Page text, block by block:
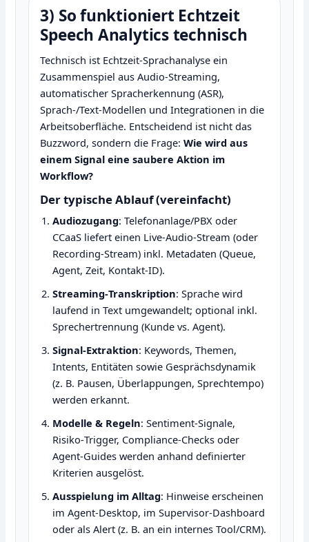
3) So funktioniert Echtzeit
Speech Analytics technisch
Technisch ist Echtzeit‑Sprachanalyse ein
Zusammenspiel aus Audio‑Streaming,
automatischer Spracherkennung (ASR),
Sprach‑/Text‑Modellen und Integrationen in die
Arbeitsoberfläche. Entscheidend ist nicht das
Buzzword, sondern die Frage:Wie wird aus
einem Signal eine saubere Aktion im
Workflow?
Der typische Ablauf (vereinfacht)
Audiozugang: Telefonanlage/PBX oder
CCaaS liefert einen Live‑Audio‑Stream (oder
Recording‑Stream) inkl. Metadaten (Queue,
Agent, Zeit, Kontakt‑ID).
Streaming‑Transkription: Sprache wird
laufend in Text umgewandelt; optional inkl.
Sprechertrennung (Kunde vs. Agent).
Signal‑Extraktion: Keywords, Themen,
Intents, Entitäten sowie Gesprächsdynamik
(z. B. Pausen, Überlappungen, Sprechtempo)
werden erkannt.
Modelle & Regeln: Sentiment‑Signale,
Risiko‑Trigger, Compliance‑Checks oder
Agent‑Guides werden anhand definierter
Kriterien ausgelöst.
Ausspielung im Alltag: Hinweise erscheinen
im Agent‑Desktop, im Supervisor‑Dashboard
oder als Alert (z. B. an ein internes Tool/CRM).